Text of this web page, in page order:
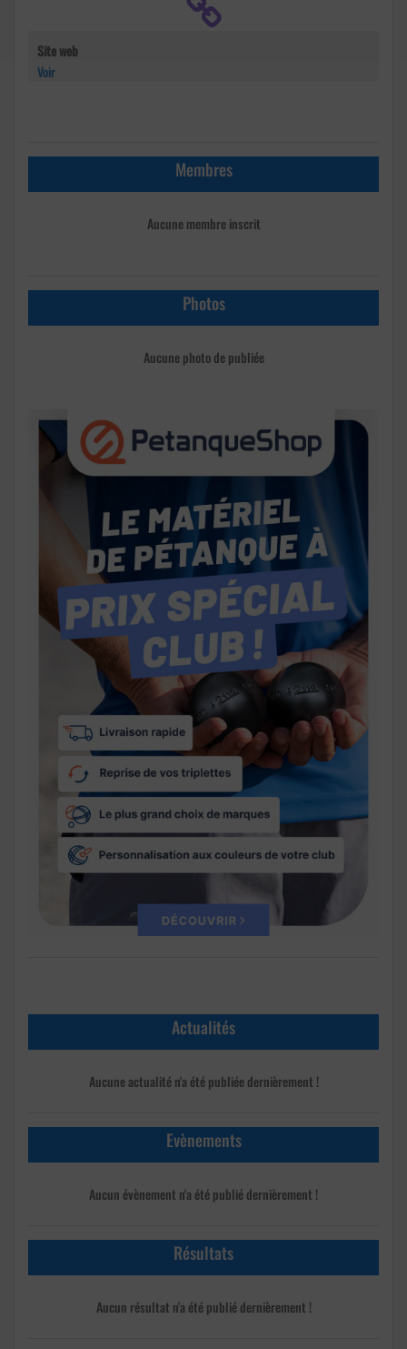
Site web
Voir
Membres
Aucune membre inscrit
Photos
Aucune photo de publiée
Actualités
Aucune actualité n'a été publiée dernièrement !
Evènements
Aucun évènement n'a été publié dernièrement !
Résultats
Aucun résultat n'a été publié dernièrement !